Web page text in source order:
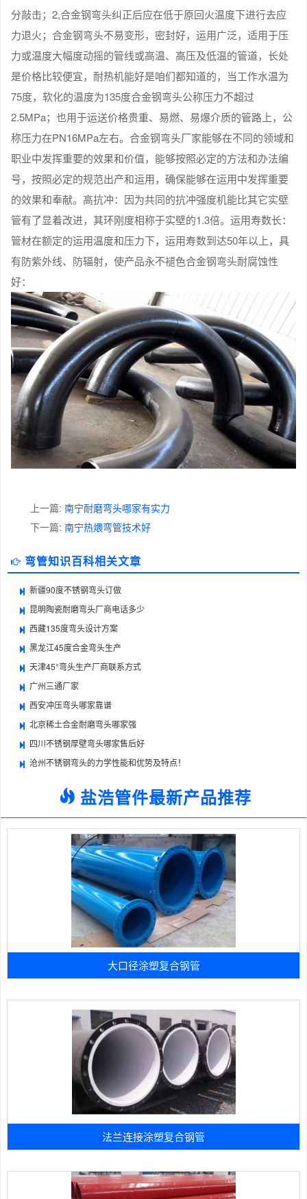
分敲击；2,合金钢弯头纠正后应在低于原回火温度下进行去应
力退火；合金钢弯头不易变形，密封好，运用广泛，适用于压
力或温度大幅度动摇的管线或高温、高压及低温的管道，长处
是价格比较便宜，耐热机能好是咱们都知道的，当工作水温为
75度，软化的温度为135度合金钢弯头公称压力不超过
2.5MPa；也用于运送价格贵重、易燃、易爆介质的管路上，公
称压力在PN16MPa左右。合金钢弯头厂家能够在不同的领域和
职业中发挥重要的效果和价值，能够按照必定的方法和办法编
号，按照必定的规范出产和运用，确保能够在运用中发挥重要
的效果和奉献。高抗冲：因为共同的抗冲强度机能比其它实壁
管有了显着改进，其环刚度相称于实壁的1.3倍。运用寿数长：
管材在额定的运用温度和压力下，运用寿数到达50年以上，具
有防紫外线、防辐射，使产品永不褪色合金钢弯头耐腐蚀性
好：
上一篇: 南宁耐磨弯头哪家有实力
下一篇: 南宁热煨弯管技术好
弯管知识百科相关文章
新疆90度不锈钢弯头订做
昆明陶瓷耐磨弯头厂商电话多少
西藏135度弯头设计方案
黑龙江45度合金弯头生产
天津45°弯头生产厂商联系方式
广州三通厂家
西安冲压弯头哪家靠谱
北京稀土合金耐磨弯头哪家强
四川不锈钢厚壁弯头哪家售后好
沧州不锈钢弯头的力学性能和优势及特点！
盐浩管件最新产品推荐
大口径涂塑复合钢管
法兰连接涂塑复合钢管